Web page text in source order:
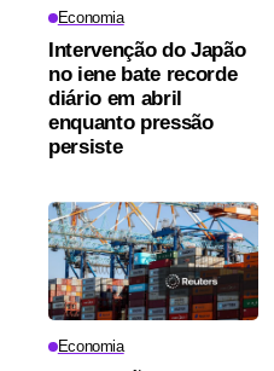
Economia
Intervenção do Japão
no iene bate recorde
diário em abril
enquanto pressão
persiste
Economia